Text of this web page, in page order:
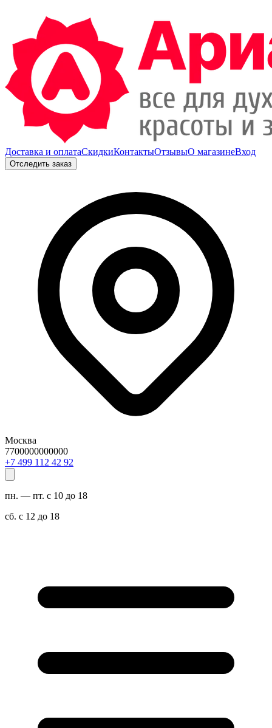
Доставка и оплатаСкидкиКонтактыОтзывыО магазинеВход
Отследить заказ
Москва
7700000000000
29 24 211 994 7+
пн. — пт. с 10 до 18
сб. с 12 до 18